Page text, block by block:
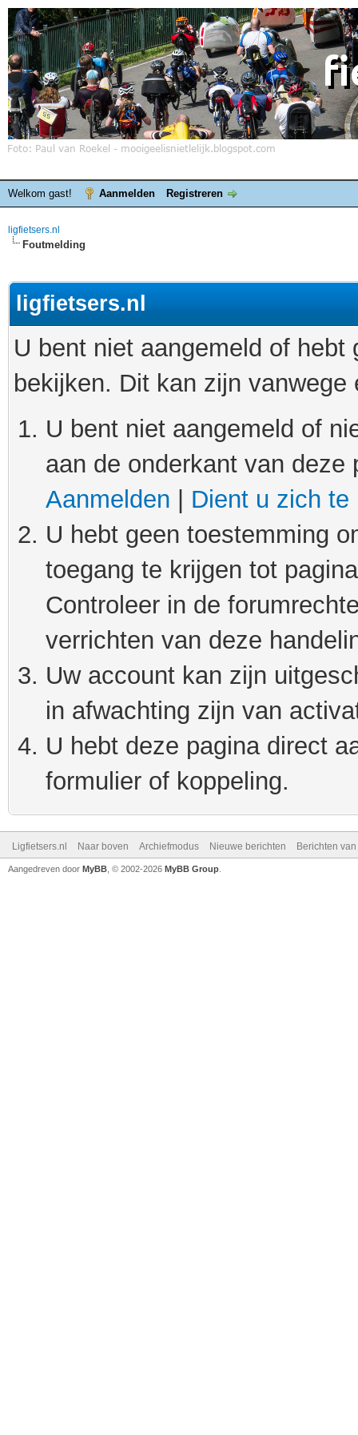
Welkom gast! Aanmelden Registreren
ligfietsers.nl
Foutmelding
ligfietsers.nl
U bent niet aangemeld of
bekijken. Dit kan zijn
U bent niet aangemeld of
aan de onderkant van
Aanmelden
Dient u zich te
U hebt geen toestemming
toegang te krijgen tot
Controleer in de
verrichten van deze
Uw account kan zijn
in afwachting zijn van
U hebt deze pagina direct
formulier of koppeling.
Ligfietsers.nl Naar boven Archiefmodus Nieuwe berichten Berichten
Aangedreven door MyBB , © 2002-2026 MyBB Group